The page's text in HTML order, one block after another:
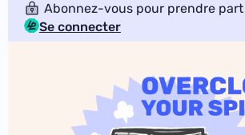
Abonnez-vous pour prendre
Se connecter